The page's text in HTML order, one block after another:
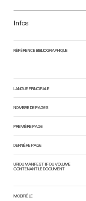
Infos
RÉFÉRENCE BIBLIOGRAPHIQUE
LANGUE PRINCIPALE
NOMBRE DE PAGES
PREMIÈRE PAGE
DERNIÈRE PAGE
URI DU MANIFEST IIIF DU VOLUME
CONTENANT LE DOCUMENT
MODIFIÉ LE